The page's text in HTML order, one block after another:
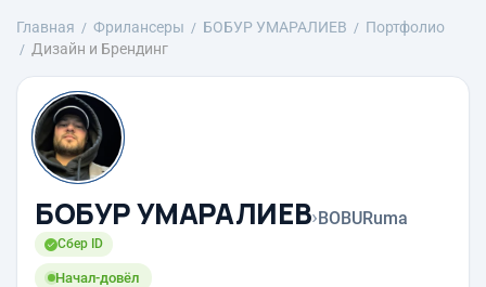
Главная Фрилансеры БОБУР УМАРАЛИЕВ
Портфолио
Дизайн и Брендинг
БОБУР УМАРАЛИЕВ›BOBURuma
Сбер ID
Начал-довёл